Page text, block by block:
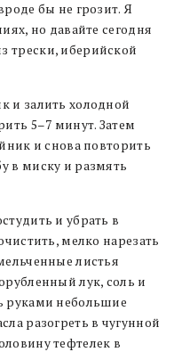
бы не грозит. Я
но давайте сегодня
трески, иберийской
и залить холодной
5–7 минут. Затем
и снова повторить
в миску и размять
и убрать в
мелко нарезать
листья
лук, соль и
руками небольшие
разогреть в чугунной
тефтелек в